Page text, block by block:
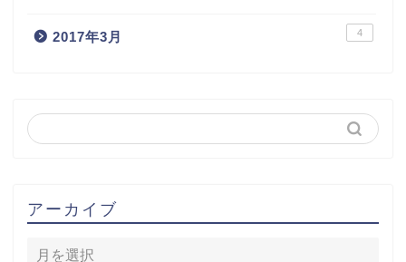
2017年3月 4
アーカイブ